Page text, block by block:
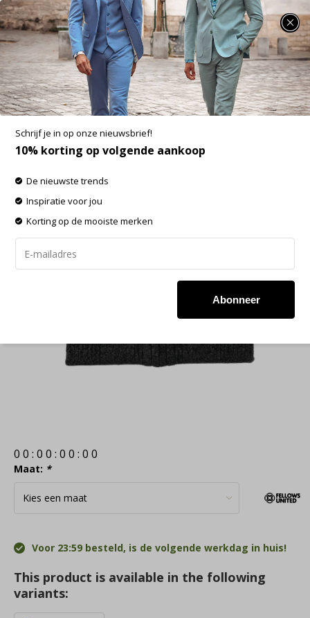
SUMMER SALE: 25% t/m 50% korting op heel veel zomerse items!
Fellows United Cardigan Fantasy Structure
Mid Grey (22.1105 - 121)
Aan verlanglijst toevoegen
0 0 : 0 0 : 0 0 : 0 0
Maat: *
Voor 23:59 besteld, is de volgende werkdag in huis!
This product is available in the following
variants:
Schrijf je in op onze nieuwsbrief!
10% korting op volgende aankoop
De nieuwste trends
Inspiratie voor jou
Korting op de mooiste merken
Abonneer